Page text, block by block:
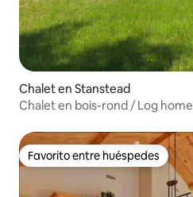
Chalet en Stanstead
Chalet en bois-rond / Log home
Favorito entre huéspedes
Favorito entre huéspedes